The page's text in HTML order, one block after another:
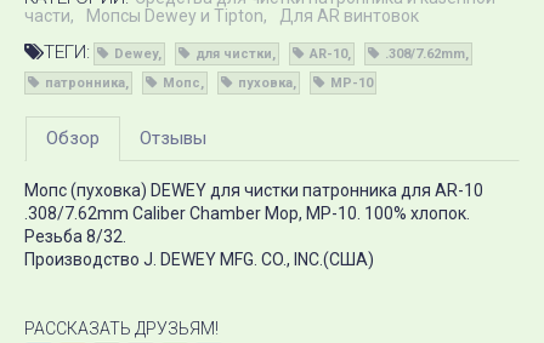
части
Мопсы Dewey и Tipton Для AR винтовок
ТЕГИ: Dewey для чистки AR-10
.308/7.62mm
патронника
Мопс пуховка MP-10
Обзор Отзывы
Мопс (пуховка) DEWEY для чистки патронника для AR-10
.308/7.62mm Caliber Chamber Mop, MP-10. 100% хлопок.
Резьба 8/32.
Производство J. DEWEY MFG. CO., INC.(США)
РАССКАЗАТЬ ДРУЗЬЯМ!